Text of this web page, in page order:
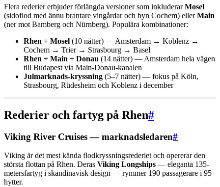
Flera rederier erbjuder förlängda versioner som inkluderarMosel
(sidoflod med ännu brantare vingårdar och byn Cochem) ellerMain
(ner mot Bamberg och Nürnberg). Populära kombinationer:
Rhen + Mosel (10 nätter) — Amsterdam → Koblenz →
Cochem → Trier → Strasbourg → Basel
Rhen + Main + Donau (14 nätter) — Amsterdam hela vägen
till Budapest via Main-Donau-kanalen
Julmarknads-kryssning (5–7 nätter) — fokus på Köln,
Strasbourg, Rüdesheim och Koblenz i december
Rederier och fartyg på Rhen#
Viking River Cruises — marknadsledaren#
Viking är det mest kända flodkryssningsrederiet och opererar den
största flottan på Rhen. Deras Viking Longships — eleganta 135-
metersfartyg i skandinavisk design — rymmer 190 passagerare i 95
hytter.